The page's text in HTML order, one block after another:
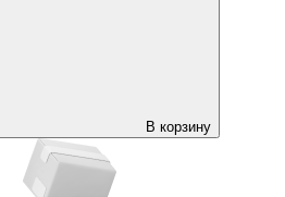
В корзину